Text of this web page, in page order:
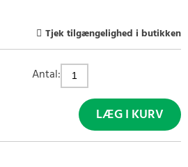
Tjek tilgængelighed i butikken
Antal:
LÆG I KURV